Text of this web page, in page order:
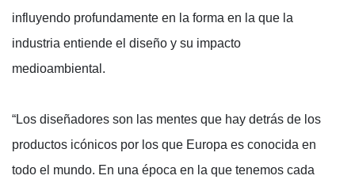
influyendo profundamente en la forma en la que la
industria entiende el diseño y su impacto
medioambiental.
“Los diseñadores son las mentes que hay detrás de los
productos icónicos por los que Europa es conocida en
todo el mundo. En una época en la que tenemos cada